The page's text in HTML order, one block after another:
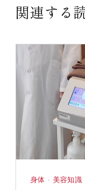
関連する
身体 · 美容知識